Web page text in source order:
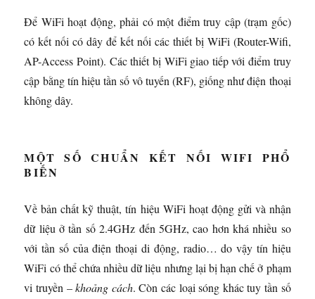
Để WiFi hoạt động, phải có một điểm truy cập (trạm gốc)
có kết nối có dây để kết nối các thiết bị WiFi (Router-Wifi,
AP-Access Point). Các thiết bị WiFi giao tiếp với điểm truy
cập bằng tín hiệu tần số vô tuyến (RF), giống như điện thoại
không dây.
MỘT SỐ CHUẨN KẾT NỐI WIFI PHỔ
BIẾN
Về bản chất kỹ thuật, tín hiệu WiFi hoạt động gửi và nhận
dữ liệu ở tần số 2.4GHz đến 5GHz, cao hơn khá nhiều so
với tần số của điện thoại di động, radio… do vậy tín hiệu
WiFi có thể chứa nhiều dữ liệu nhưng lại bị hạn chế ở phạm
vi truyền –khoảng cách. Còn các loại sóng khác tuy tần số